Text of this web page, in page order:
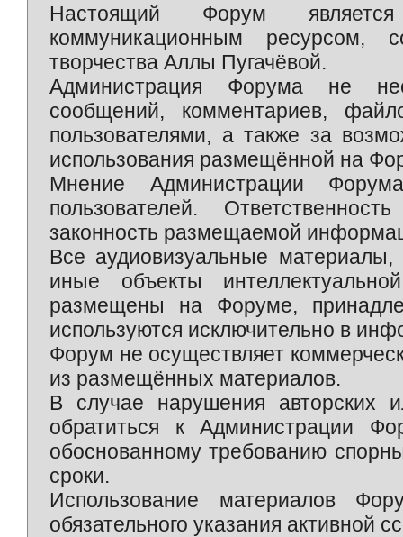
Настоящий Форум является
коммуникационным ресурсом,
творчества Аллы Пугачёвой.
Администрация Форума не
сообщений, комментариев,
пользователями, а также за
использования размещённой на
Мнение Администрации
пользователей.
законность размещаемой
Все аудиовизуальные
иные объекты
размещены на Форуме,
используются исключительно в
Форум не осуществляет
из размещённых материалов.
В случае нарушения авторских
обратиться к Администрации
обоснованному требованию
сроки.
Использование материалов
обязательного указания активной